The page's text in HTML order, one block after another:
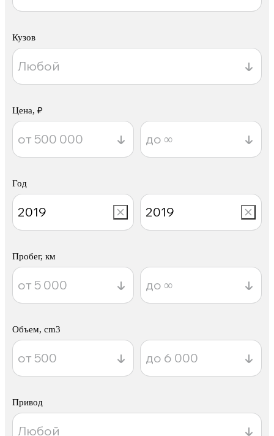
Кузов
Цена, ₽
Год
Пробег, км
Объем, cm3
Привод